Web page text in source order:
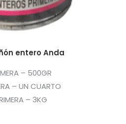
entero Anda
– 500GR
– UN CUARTO
– 3KG